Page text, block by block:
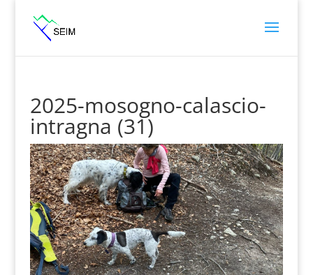
2025-mosogno-calascio-
intragna (31)